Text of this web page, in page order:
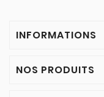
INFORMATIONS
NOS PRODUITS